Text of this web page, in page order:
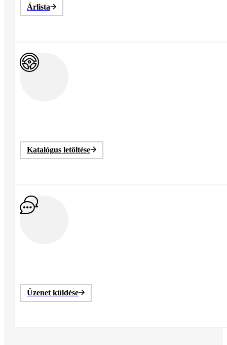
Árlista
Katalógus letöltése
Üzenet küldése